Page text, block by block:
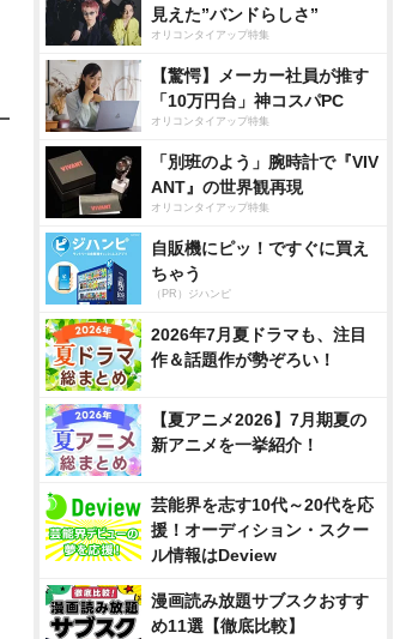
見えた”バンドらしさ”
オリコンタイアップ特集
【驚愕】メーカー社員が推す
「10万円台」神コスパPC
オリコンタイアップ特集
「別班のよう」腕時計で『VIV
ANT』の世界観再現
オリコンタイアップ特集
自販機にピッ！ですぐに買え
ちゃう
（PR）ジハンピ
2026年7月夏ドラマも、注目
作＆話題作が勢ぞろい！
【夏アニメ2026】7月期夏の
新アニメを一挙紹介！
芸能界を志す10代～20代を応
援！オーディション・スクー
ル情報はDeview
漫画読み放題サブスクおすす
め11選【徹底比較】